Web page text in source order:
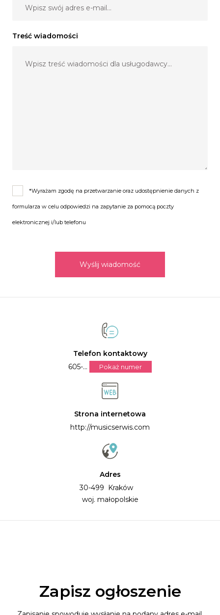
Treść wiadomości
*Wyrażam zgodę na przetwarzanie oraz udostępnienie danych z
formularza w celu odpowiedzi na zapytanie za pomocą poczty
elektronicznej i/lub telefonu
Wyślij wiadomość
Telefon kontaktowy
605-...
Pokaż numer
Strona internetowa
http://musicserwis.com
Adres
30-499 Kraków
woj. małopolskie
Zapisz ogłoszenie